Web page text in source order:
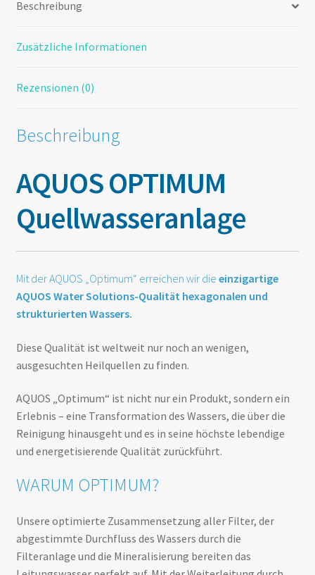
Beschreibung
Zusätzliche Informationen
Rezensionen (0)
Beschreibung
AQUOS OPTIMUM
Quellwasseranlage
Mit der AQUOS „Optimum“ erreichen wir die einzigartige
AQUOS Water Solutions-Qualität hexagonalen und
strukturierten Wassers.
Diese Qualität ist weltweit nur noch an wenigen,
ausgesuchten Heilquellen zu finden.
AQUOS „Optimum“ ist nicht nur ein Produkt, sondern ein
Erlebnis – eine Transformation des Wassers, die über die
Reinigung hinausgeht und es in seine höchste lebendige
und energetisierende Qualität zurückführt.
WARUM OPTIMUM?
Unsere optimierte Zusammensetzung aller Filter, der
abgestimmte Durchfluss des Wassers durch die
Filteranlage und die Mineralisierung bereiten das